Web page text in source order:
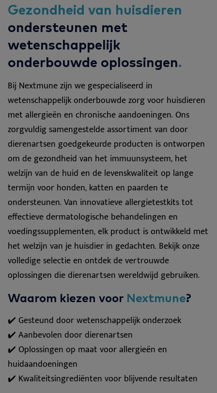
Gezondheid van huisdieren
ondersteunen met
wetenschappelijk
onderbouwde oplossingen.
Bij Nextmune zijn we gespecialiseerd in
wetenschappelijk onderbouwde zorg voor huisdieren
met allergieën en chronische aandoeningen. Ons
zorgvuldig samengestelde assortiment van door
dierenartsen goedgekeurde producten is ontworpen
om de gezondheid van het immuunsysteem, het
welzijn van de huid en de levenskwaliteit op lange
termijn voor honden, katten en paarden te
ondersteunen. Van innovatieve allergietestkits tot
effectieve dermatologische behandelingen en
voedingssupplementen, elk product is ontwikkeld met
het welzijn van je huisdier in gedachten. Bekijk onze
volledige selectie en ontdek de vertrouwde
oplossingen die dierenartsen wereldwijd gebruiken.
Waarom kiezen voor Nextmune?
✔️ Gesteund door wetenschappelijk onderzoek
✔️ Aanbevolen door dierenartsen
✔️ Oplossingen op maat voor allergieën en
huidaandoeningen
✔️ Kwaliteitsingrediënten voor blijvende resultaten